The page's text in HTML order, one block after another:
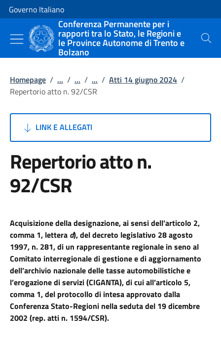
Vai al contenuto
Vai alla navigazione del sito
Governo Italiano
Conferenza Permanente per i
rapporti tra lo Stato, le Regioni e
le Province Autonome di Trento e
Bolzano
Cerca
Homepage / ... / ... / ... / Atti 14 giugno 2024 /
Repertorio atto n. 92/CSR
LINK E ALLEGATI
Repertorio atto n.
92/CSR
Acquisizione della designazione, ai sensi dell’articolo 2,
comma 1, lettera d), del decreto legislativo 28 agosto
1997, n. 281, di un rappresentante regionale in seno al
Comitato interregionale di gestione e di aggiornamento
dell’archivio nazionale delle tasse automobilistiche e
l’erogazione di servizi (CIGANTA), di cui all’articolo 5,
comma 1, del protocollo di intesa approvato dalla
Conferenza Stato-Regioni nella seduta del 19 dicembre
2002 (rep. atti n. 1594/CSR).